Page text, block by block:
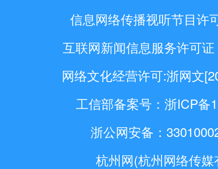
信息网络传播视听节目许
互联网新闻信息服务许可
网络文化经营许可:浙网文
工信部备案号：浙ICP备
浙公网安备：
杭州网(杭州网络传